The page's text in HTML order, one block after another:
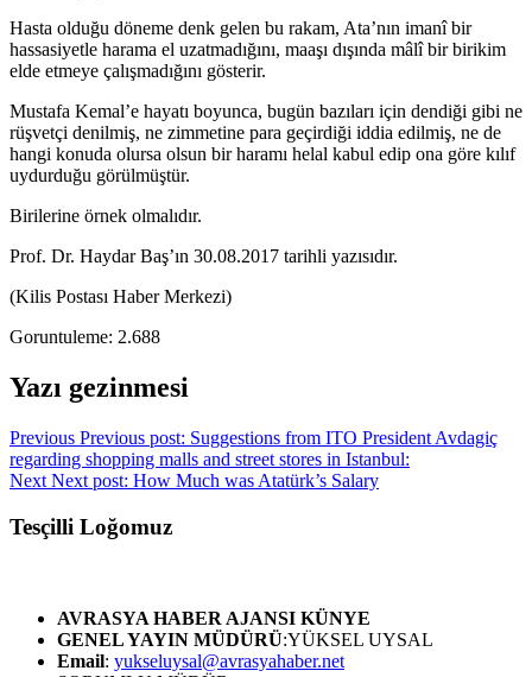
Hasta olduğu döneme denk gelen bu rakam, Ata’nın imanî bir
hassasiyetle harama el uzatmadığını, maaşı dışında mâlî bir birikim
elde etmeye çalışmadığını gösterir.
Mustafa Kemal’e hayatı boyunca, bugün bazıları için dendiği gibi ne
rüşvetçi denilmiş, ne zimmetine para geçirdiği iddia edilmiş, ne de
hangi konuda olursa olsun bir haramı helal kabul edip ona göre kılıf
uydurduğu görülmüştür.
Birilerine örnek olmalıdır.
Prof. Dr. Haydar Baş’ın 30.08.2017 tarihli yazısıdır.
(Kilis Postası Haber Merkezi)
Goruntuleme: 2.688
Yazı gezinmesi
Previous Previous post: Suggestions from ITO President Avdagiç
regarding shopping malls and street stores in Istanbul:
Next Next post: How Much was Atatürk’s Salary
Tesçilli Loğomuz
AVRASYA HABER AJANSI KÜNYE
GENEL YAYIN MÜDÜRÜ:YÜKSEL UYSAL
Email: yukseluysal@avrasyahaber.net